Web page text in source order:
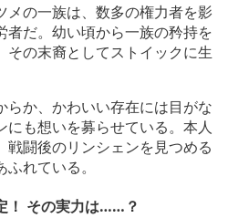
メの一族は、数多の権力者を影
者だ。幼い頃から一族の矜持を
その末裔としてストイックに生
らか、かわいい存在には目がな
にも想いを募らせている。本人
戦闘後のリンシェンを見つめる
れている。
！ その実力は……？